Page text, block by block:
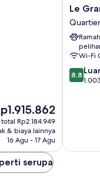
total Rp2.184.949
& biaya lainnya
16 Agu - 17 Agu
Le
Grand
Hotel
By
Stay
Quartier
de
Le
Wi-Fi
8.8
dari
8,8
serupa